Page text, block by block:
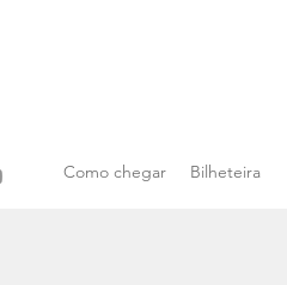
Como chegar Bilheteira